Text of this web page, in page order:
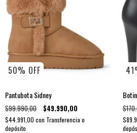
50% OFF
Pantubota Sidney
$99.990,00 $49.990,00
$44.991,00 con Transferencia o
depósito
41